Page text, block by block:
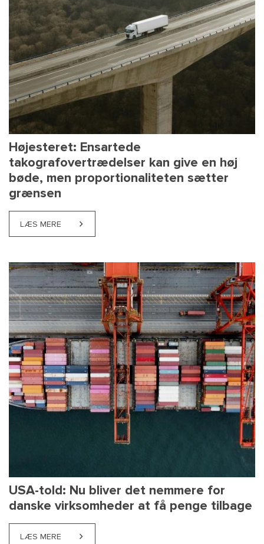
Højesteret: Ensartede
takografovertrædelser kan give en høj
bøde, men proportionaliteten sætter
grænsen
LÆS MERE ABOUT HØJESTERET: ENSARTEDE
USA-told: Nu bliver det nemmere for
danske virksomheder at få penge tilbage
LÆS MERE ABOUT USA-TOLD: NU BLIVER DET NEMMERE FOR